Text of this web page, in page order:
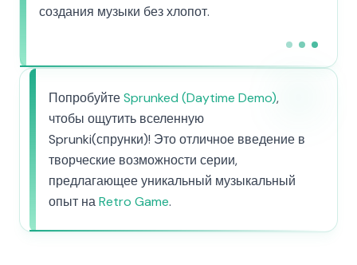
создания музыки без хлопот.
ПопробуйтеSprunked (Daytime Demo),
чтобы ощутить вселенную
Sprunki(спрунки)! Это отличное введение в
творческие возможности серии,
предлагающее уникальный музыкальный
опыт наRetro Game.